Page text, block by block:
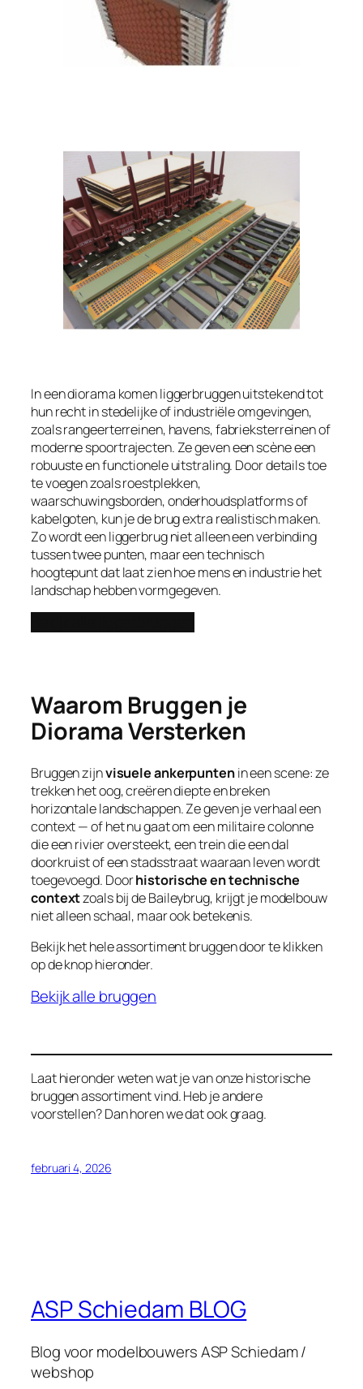
In een diorama komen liggerbruggen uitstekend tot
hun recht in stedelijke of industriële omgevingen,
zoals rangeerterreinen, havens, fabrieksterreinen of
moderne spoortrajecten. Ze geven een scène een
robuuste en functionele uitstraling. Door details toe
te voegen zoals roestplekken,
waarschuwingsborden, onderhoudsplatforms of
kabelgoten, kun je de brug extra realistisch maken.
Zo wordt een liggerbrug niet alleen een verbinding
tussen twee punten, maar een technisch
hoogtepunt dat laat zien hoe mens en industrie het
landschap hebben vormgegeven.
Waarom Bruggen je
Diorama Versterken
Bruggen zijnvisuele ankerpuntenin een scene: ze
trekken het oog, creëren diepte en breken
horizontale landschappen. Ze geven je verhaal een
context — of het nu gaat om een militaire colonne
die een rivier oversteekt, een trein die een dal
doorkruist of een stadsstraat waaraan leven wordt
toegevoegd. Doorhistorische en technische
contextzoals bij de Baileybrug, krijgt je modelbouw
niet alleen schaal, maar ook betekenis.
Bekijk het hele assortiment bruggen door te klikken
op de knop hieronder.
Bekijk alle bruggen
Laat hieronder weten wat je van onze historische
bruggen assortiment vind. Heb je andere
voorstellen? Dan horen we dat ook graag.
februari 4, 2026
ASP Schiedam BLOG
Blog voor modelbouwers ASP Schiedam /
webshop